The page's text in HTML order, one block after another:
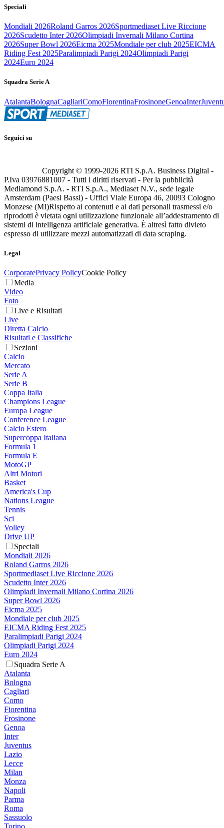
Speciali
Mondiali 2026Roland Garros 2026Sportmediaset Live Riccione
2026Scudetto Inter 2026Olimpiadi Invernali Milano Cortina
2026Super Bowl 2026Eicma 2025Mondiale per club 2025EICMA
Riding Fest 2025Paralimpiadi Parigi 2024Olimpiadi Parigi
2024Euro 2024
Squadra Serie A
AtalantaBolognaCagliariComoFiorentinaFrosinoneGenoaInter
Seguici su
Copyright © 1999-2026 RTI S.p.A. Business Digital -
P.Iva 03976881007 - Tutti i diritti riservati - Per la pubblicità
Mediamond S.p.A. - RTI S.p.A., Mediaset N.V., sede legale
Amsterdam (Paesi Bassi) - Uffici Viale Europa 46, 20093 Cologno
Monzese (MI)Rispetto ai contenuti e ai dati personali trasmessi e/o
riprodotti è vietata ogni utilizzazione funzionale all’addestramento di
sistemi di intelligenza artificiale generativa. È altresì fatto divieto
espresso di utilizzare mezzi automatizzati di data scraping.
Legal
CorporatePrivacy PolicyCookie Policy
Media
Video
Foto
Live e Risultati
Live
Diretta Calcio
Risultati e Classifiche
Sezioni
Calcio
Mercato
Serie A
Serie B
Coppa Italia
Champions League
Europa League
Conference League
Calcio Estero
Supercoppa Italiana
Formula 1
Formula E
MotoGP
Altri Motori
Basket
America's Cup
Nations League
Tennis
Sci
Volley
Drive UP
Speciali
Mondiali 2026
Roland Garros 2026
Sportmediaset Live Riccione 2026
Scudetto Inter 2026
Olimpiadi Invernali Milano Cortina 2026
Super Bowl 2026
Eicma 2025
Mondiale per club 2025
EICMA Riding Fest 2025
Paralimpiadi Parigi 2024
Olimpiadi Parigi 2024
Euro 2024
Squadra Serie A
Atalanta
Bologna
Cagliari
Como
Fiorentina
Frosinone
Genoa
Inter
Juventus
Lazio
Lecce
Milan
Monza
Napoli
Parma
Roma
Sassuolo